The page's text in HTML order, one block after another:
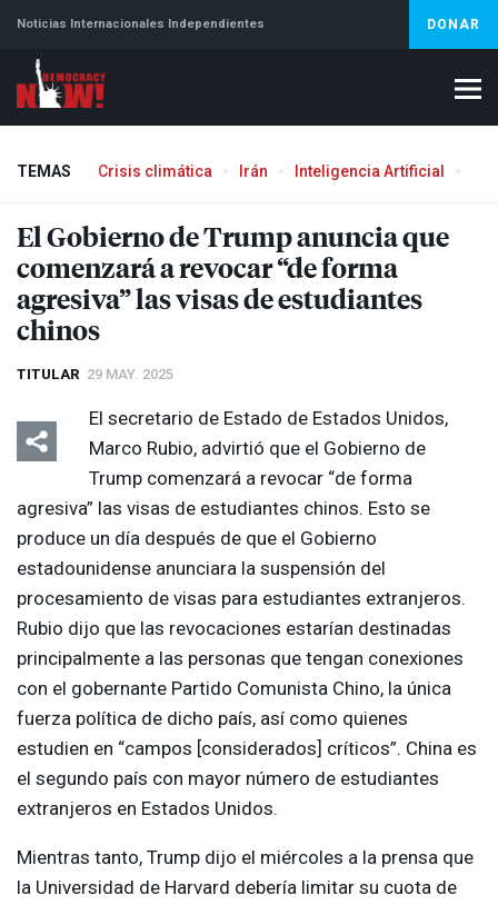
Noticias Internacionales Independientes DONAR
TEMAS Crisis climática Irán Inteligencia Artificial
El Gobierno de Trump anuncia que
comenzará a revocar “de forma
agresiva” las visas de estudiantes
chinos
TITULAR 29 MAY. 2025
El secretario de Estado de Estados Unidos,
Marco Rubio, advirtió que el Gobierno de
Trump comenzará a revocar “de forma
agresiva” las visas de estudiantes chinos. Esto se
produce un día después de que el Gobierno
estadounidense anunciara la suspensión del
procesamiento de visas para estudiantes extranjeros.
Rubio dijo que las revocaciones estarían destinadas
principalmente a las personas que tengan conexiones
con el gobernante Partido Comunista Chino, la única
fuerza política de dicho país, así como quienes
estudien en “campos [considerados] críticos”. China es
el segundo país con mayor número de estudiantes
extranjeros en Estados Unidos.
Mientras tanto, Trump dijo el miércoles a la prensa que
la Universidad de Harvard debería limitar su cuota de